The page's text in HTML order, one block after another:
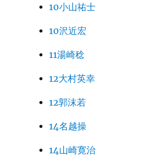
10小山祐士
10沢近宏
11湯崎稔
12大村英幸
12郭沫若
14名越操
14山崎寛治